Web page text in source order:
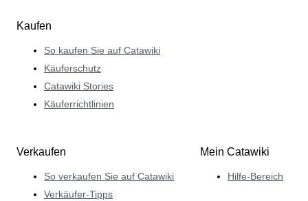
Kaufen
So kaufen Sie auf Catawiki
Käuferschutz
Catawiki Stories
Käuferrichtlinien
Verkaufen
So verkaufen Sie auf Catawiki
Verkäufer-Tipps
Mein Catawiki
Hilfe-Bereich